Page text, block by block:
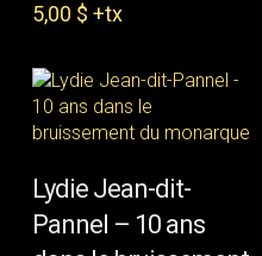
5,00 $ +tx
Lydie Jean-dit-
Pannel – 10 ans